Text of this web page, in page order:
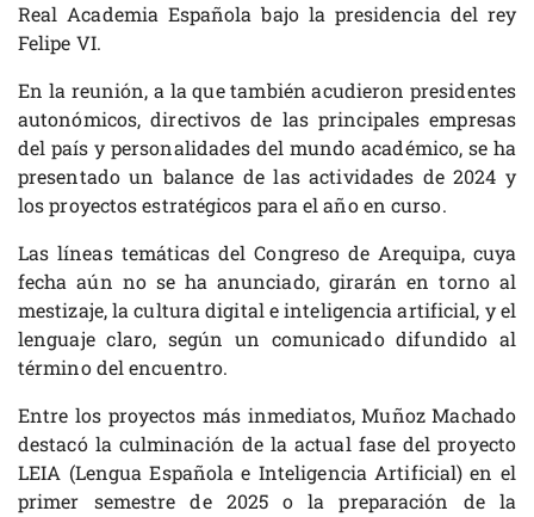
Real Academia Española bajo la presidencia del rey
Felipe VI.
En la reunión, a la que también acudieron presidentes
autonómicos, directivos de las principales empresas
del país y personalidades del mundo académico, se ha
presentado un balance de las actividades de 2024 y
los proyectos estratégicos para el año en curso.
Las líneas temáticas del Congreso de Arequipa, cuya
fecha aún no se ha anunciado, girarán en torno al
mestizaje, la cultura digital e inteligencia artificial, y el
lenguaje claro, según un comunicado difundido al
término del encuentro.
Entre los proyectos más inmediatos, Muñoz Machado
destacó la culminación de la actual fase del proyecto
LEIA (Lengua Española e Inteligencia Artificial) en el
primer semestre de 2025 o la preparación de la